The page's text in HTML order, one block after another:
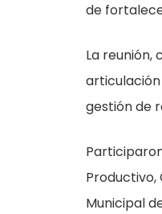
de
La
gestión de
Municipal